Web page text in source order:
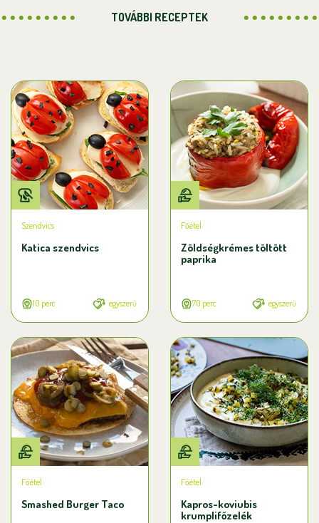
TOVÁBBI RECEPTEK
Szendvics
Katica szendvics
10 perc egyszerű
Főétel
Zöldségkrémes töltött
paprika
70 perc egyszerű
Főétel
Smashed Burger Taco
Főétel
Kapros-koviubis
krumplifőzelék